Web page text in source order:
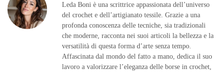
Leda Boni è una scrittrice appassionata dell’universo
del crochet e dell’artigianato tessile. Grazie a una
profonda conoscenza delle tecniche, sia tradizionali
che moderne, racconta nei suoi articoli la bellezza e la
versatilità di questa forma d’arte senza tempo.
Affascinata dal mondo del fatto a mano, dedica il suo
lavoro a valorizzare l’eleganza delle borse in crochet,